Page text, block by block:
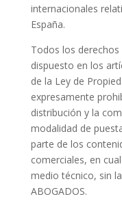
internacionales
España.
Todos los
dispuesto en los
de la Ley de
expresamente
distribución y la
modalidad de
parte de los
comerciales, en
medio técnico, sin
ABOGADOS.